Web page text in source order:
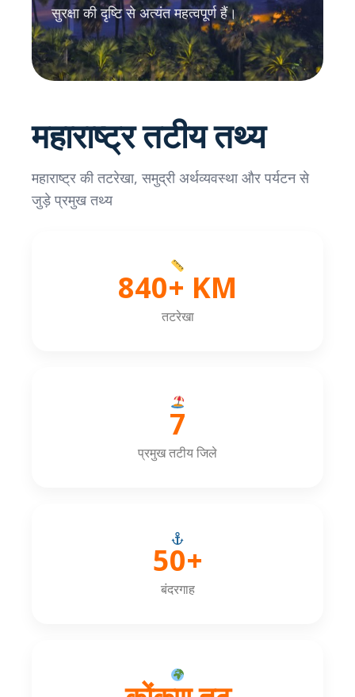
सुरक्षा की दृष्टि से अत्यंत महत्वपूर्ण हैं।
महाराष्ट्र तटीय तथ्य
महाराष्ट्र की तटरेखा, समुद्री अर्थव्यवस्था और पर्यटन से
जुड़े प्रमुख तथ्य
840+ KM
तटरेखा
7
प्रमुख तटीय जिले
50+
बंदरगाह